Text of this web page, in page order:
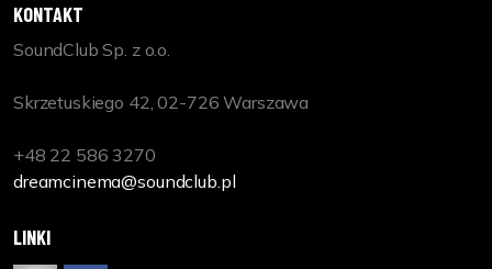
KONTAKT
SoundClub Sp. z o.o.
Skrzetuskiego 42, 02-726 Warszawa
+48 22 586 3270
dreamcinema@soundclub.pl
LINKI